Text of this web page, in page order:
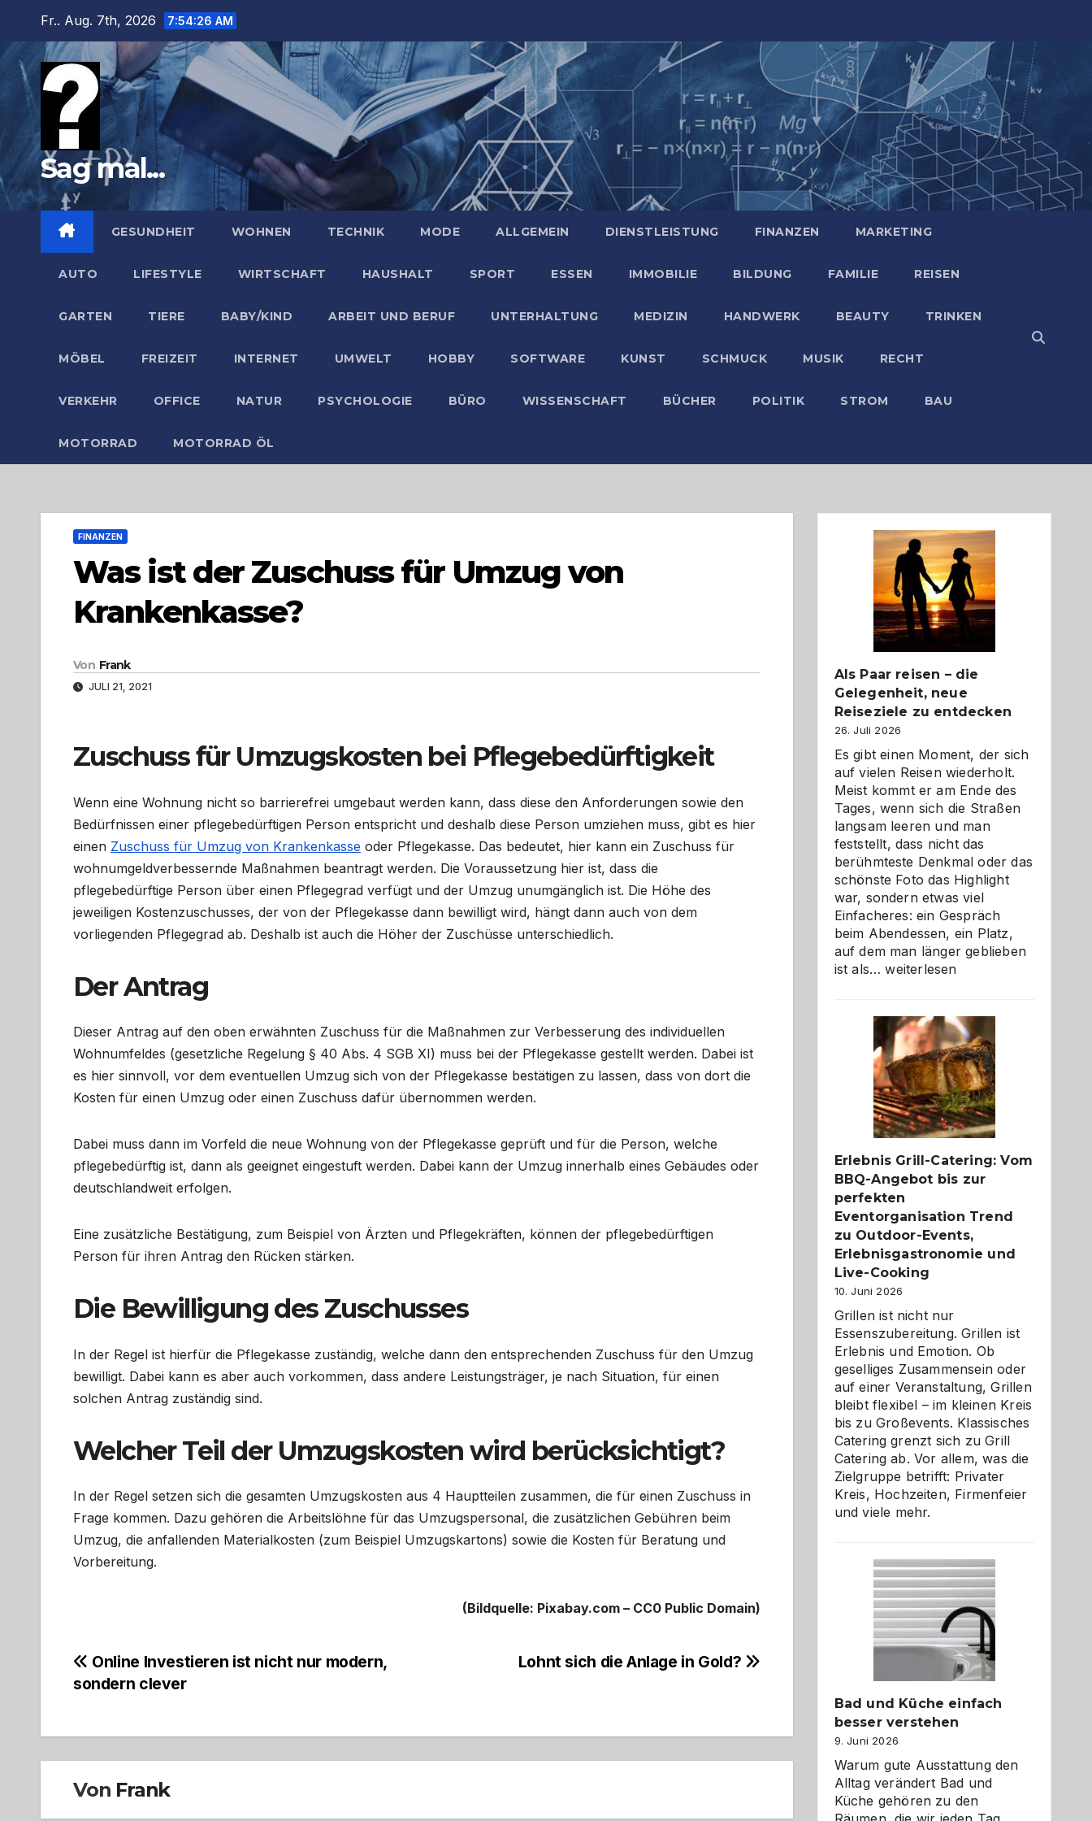
springen
Fr.. Aug. 7th, 2026 7:54:27 AM
Sag mal...
GESUNDHEIT WOHNEN TECHNIK MODE ALLGEMEIN DIENSTLEISTUNG FINANZEN MARKETING
AUTO LIFESTYLE WIRTSCHAFT HAUSHALT SPORT ESSEN IMMOBILIE BILDUNG FAMILIE REISEN
GARTEN TIERE BABY/KIND ARBEIT UND BERUF UNTERHALTUNG MEDIZIN HANDWERK BEAUTY TRINKEN
MÖBEL FREIZEIT INTERNET UMWELT HOBBY SOFTWARE KUNST SCHMUCK MUSIK RECHT
VERKEHR OFFICE NATUR PSYCHOLOGIE BÜRO WISSENSCHAFT BÜCHER POLITIK STROM BAU
MOTORRAD MOTORRAD ÖL
FINANZEN
Was ist der Zuschuss für Umzug von
Krankenkasse?
Von Frank
JULI 21, 2021
Zuschuss für Umzugskosten bei Pflegebedürftigkeit
Wenn eine Wohnung nicht so barrierefrei umgebaut werden kann, dass diese den Anforderungen sowie den
Bedürfnissen einer pflegebedürftigen Person entspricht und deshalb diese Person umziehen muss, gibt es hier
einen Zuschuss für Umzug von Krankenkasse oder Pflegekasse. Das bedeutet, hier kann ein Zuschuss für
wohnumgeldverbessernde Maßnahmen beantragt werden. Die Voraussetzung hier ist, dass die
pflegebedürftige Person über einen Pflegegrad verfügt und der Umzug unumgänglich ist. Die Höhe des
jeweiligen Kostenzuschusses, der von der Pflegekasse dann bewilligt wird, hängt dann auch von dem
vorliegenden Pflegegrad ab. Deshalb ist auch die Höher der Zuschüsse unterschiedlich.
Der Antrag
Dieser Antrag auf den oben erwähnten Zuschuss für die Maßnahmen zur Verbesserung des individuellen
Wohnumfeldes (gesetzliche Regelung § 40 Abs. 4 SGB XI) muss bei der Pflegekasse gestellt werden. Dabei ist
es hier sinnvoll, vor dem eventuellen Umzug sich von der Pflegekasse bestätigen zu lassen, dass von dort die
Kosten für einen Umzug oder einen Zuschuss dafür übernommen werden.
Dabei muss dann im Vorfeld die neue Wohnung von der Pflegekasse geprüft und für die Person, welche
pflegebedürftig ist, dann als geeignet eingestuft werden. Dabei kann der Umzug innerhalb eines Gebäudes oder
deutschlandweit erfolgen.
Eine zusätzliche Bestätigung, zum Beispiel von Ärzten und Pflegekräften, können der pflegebedürftigen
Person für ihren Antrag den Rücken stärken.
Die Bewilligung des Zuschusses
In der Regel ist hierfür die Pflegekasse zuständig, welche dann den entsprechenden Zuschuss für den Umzug
bewilligt. Dabei kann es aber auch vorkommen, dass andere Leistungsträger, je nach Situation, für einen
solchen Antrag zuständig sind.
Welcher Teil der Umzugskosten wird berücksichtigt?
In der Regel setzen sich die gesamten Umzugskosten aus 4 Hauptteilen zusammen, die für einen Zuschuss in
Frage kommen. Dazu gehören die Arbeitslöhne für das Umzugspersonal, die zusätzlichen Gebühren beim
Umzug, die anfallenden Materialkosten (zum Beispiel Umzugskartons) sowie die Kosten für Beratung und
Vorbereitung.
(Bildquelle: Pixabay.com – CC0 Public Domain)
Beitragsnavigation Lohnt sich die Anlage in Gold?
Online Investieren ist nicht nur modern,
sondern clever
Von Frank
Als Paar reisen – die
Gelegenheit, neue
Reiseziele zu entdecken
26. Juli 2026
Es gibt einen Moment, der sich
auf vielen Reisen wiederholt.
Meist kommt er am Ende des
Tages, wenn sich die Straßen
langsam leeren und man
feststellt, dass nicht das
berühmteste Denkmal oder das
schönste Foto das Highlight
war, sondern etwas viel
Einfacheres: ein Gespräch
beim Abendessen, ein Platz,
auf dem man länger geblieben
ist als…Als
die
Gelegenheit,
neue
Reiseziele
zu
entdecken
weiterlesen
Erlebnis Grill-Catering: Vom
BBQ-Angebot bis zur
perfekten
Eventorganisation Trend
zu Outdoor-Events,
Erlebnisgastronomie und
Live-Cooking
10. Juni 2026
Grillen ist nicht nur
Essenszubereitung. Grillen ist
Erlebnis und Emotion. Ob
geselliges Zusammensein oder
auf einer Veranstaltung, Grillen
bleibt flexibel – im kleinen Kreis
bis zu Großevents. Klassisches
Catering grenzt sich zu Grill
Catering ab. Vor allem, was die
Zielgruppe betrifft: Privater
Kreis, Hochzeiten, Firmenfeier
und viele mehr.
Bad und Küche einfach
besser verstehen
9. Juni 2026
Warum gute Ausstattung den
Alltag verändert Bad und
Küche gehören zu den